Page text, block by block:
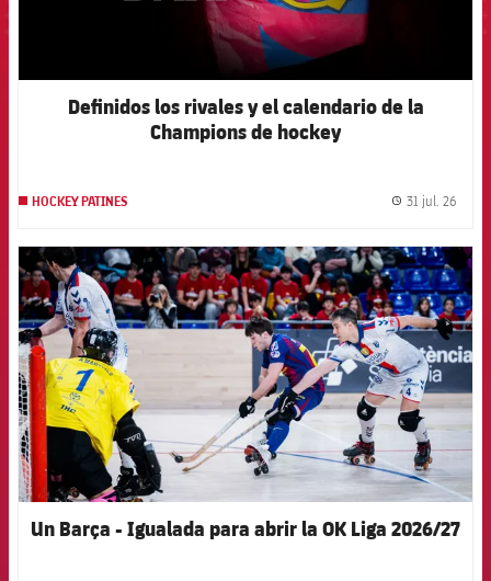
Definidos los rivales y el calendario de la
Champions de hockey
HOCKEY PATINES 31 jul. 26
FCB Barcelona badge
Un Barça - Igualada para abrir la OK Liga 2026/27